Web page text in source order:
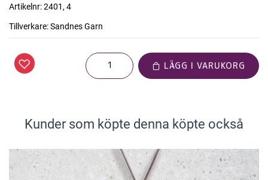
Artikelnr:2401, 4
Tillverkare:Sandnes Garn
LÄGG I VARUKORG
Kunder som köpte denna köpte också